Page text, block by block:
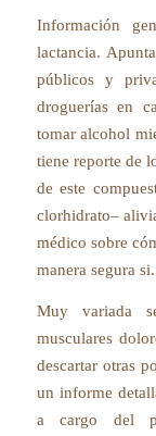
Información
lactancia.
públicos y
droguerías en
tomar alcohol
tiene reporte de
de este
clorhidrato–
médico sobre
manera segura si.
Muy variada
musculares
descartar otras
un informe
a cargo del